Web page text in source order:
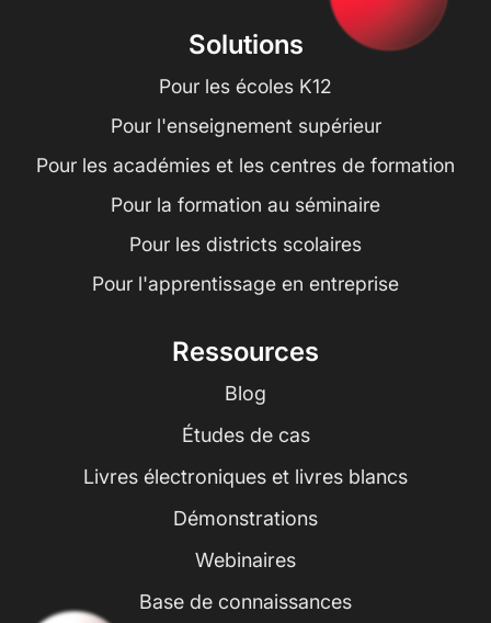
Solutions
Pour les écoles K12
Pour l'enseignement supérieur
Pour les académies et les centres de formation
Pour la formation au séminaire
Pour les districts scolaires
Pour l'apprentissage en entreprise
Ressources
Blog
Études de cas
Livres électroniques et livres blancs
Démonstrations
Webinaires
Base de connaissances